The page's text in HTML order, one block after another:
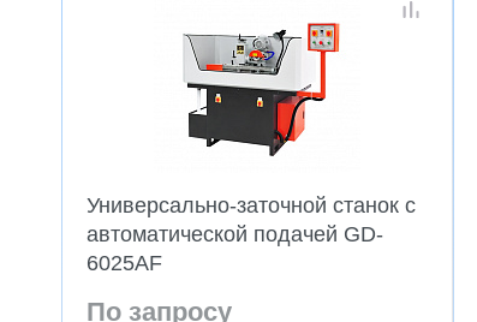
Универсально-заточной станок c
автоматической подачей GD-
6025AF
По запросу